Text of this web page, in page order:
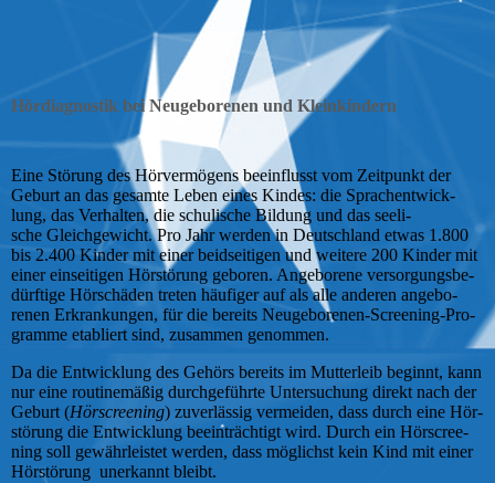
Hördiagnostik bei Neugeborenen und Kleinkindern
Eine Störung des Hör­ver­mö­gens be­ein­flusst vom Zeit­punkt der
Geburt an das ge­sam­te Leben eines Kin­des: die Sprach­ent­wick­
lung, das Ver­hal­ten, die schulische Bil­dung und das see­li­
sche Gleich­ge­wicht. Pro Jahr werden in Deutsch­land etwas 1.800
bis 2.400 Kin­der mit einer beid­sei­ti­gen und weitere 200 Kin­der mit
einer ein­sei­ti­gen Hör­störung geboren. An­ge­bo­rene ver­sor­gungs­be­
dürf­ti­ge Hör­schä­den treten häufiger auf als alle anderen an­ge­bo­
renen Er­kran­kung­en, für die bereits Neu­ge­bo­re­nen-Screening-Pro­
gram­me etabliert sind, zusammen genommen.
Da die Ent­wick­lung des Gehörs bereits im Mutter­leib beginnt, kann
nur eine rou­ti­ne­mäßig durch­ge­führ­te Un­ter­su­chung direkt nach der
Geburt (Hör­scree­ning) zu­ver­läs­sig vermeiden, dass durch eine Hör­
störung die Ent­wick­lung be­ein­träch­tigt wird. Durch ein Hör­scree­
ning soll ge­währ­leis­tet werden, dass mög­lichst kein Kind mit einer
Hör­störung unerkannt bleibt.